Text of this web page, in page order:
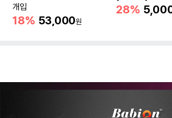
개입
18% 53,000원
28%